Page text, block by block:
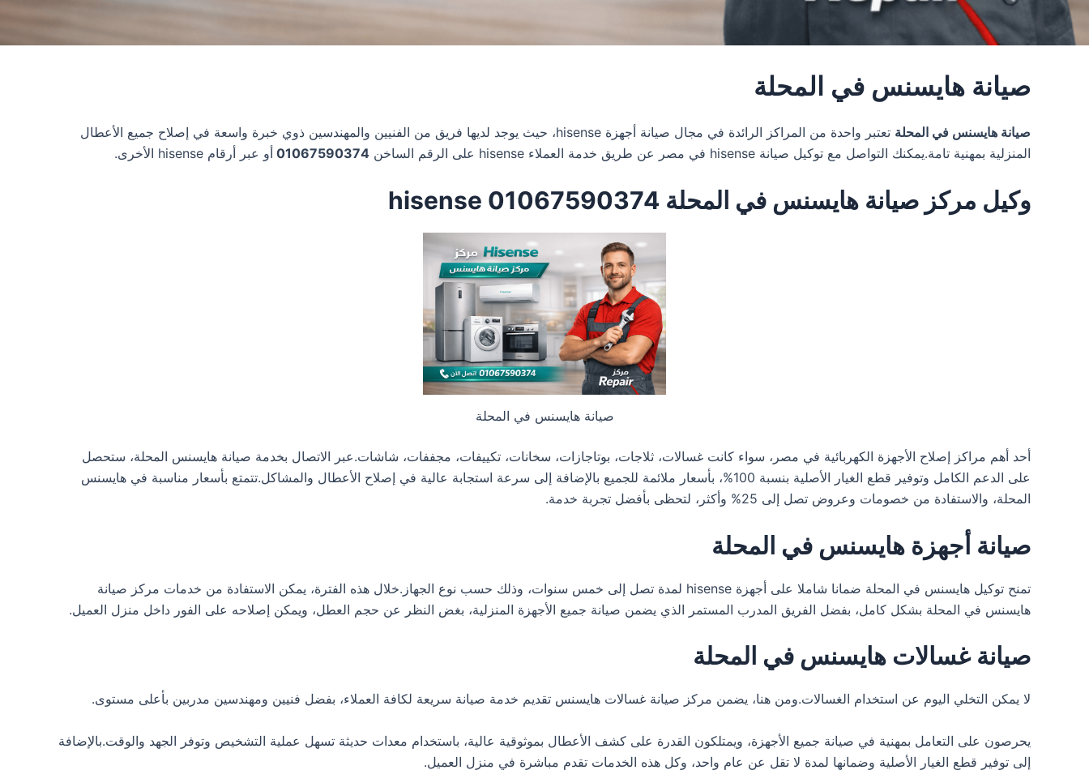
صيانة هايسنس في المحلة
صيانة هايسنس في المحلة
تعتبر واحدة من المراكز الرائدة في مجال صيانة أجهزة hisense، حيث يوجد لديها فريق من الفنيين والمهندسين ذوي خبرة واسعة في إصلاح جميع الأعطال
المنزلية بمهنية تامة.يمكنك التواصل مع توكيل صيانة hisense في مصر عن طريق خدمة العملاء hisense على الرقم الساخن
01067590374 أو عبر أرقام hisense الأخرى.
وكيل مركز صيانة هايسنس في المحلة 01067590374 hisense
صيانة هايسنس في المحلة
أحد أهم مراكز إصلاح الأجهزة الكهربائية في مصر، سواء كانت غسالات، ثلاجات، بوتاجازات، سخانات، تكييفات، مجففات، شاشات.عبر الاتصال بخدمة صيانة هايسنس المحلة، ستحصل
على الدعم الكامل وتوفير قطع الغيار الأصلية بنسبة 100%، بأسعار ملائمة للجميع بالإضافة إلى سرعة استجابة عالية في إصلاح الأعطال والمشاكل.تتمتع بأسعار مناسبة في هايسنس
المحلة، والاستفادة من خصومات وعروض تصل إلى 25% وأكثر، لتحظى بأفضل تجربة خدمة.
صيانة أجهزة هايسنس في المحلة
تمنح توكيل هايسنس في المحلة ضمانا شاملا على أجهزة hisense لمدة تصل إلى خمس سنوات، وذلك حسب نوع الجهاز.خلال هذه الفترة، يمكن الاستفادة من خدمات مركز صيانة
هايسنس في المحلة بشكل كامل، بفضل الفريق المدرب المستمر الذي يضمن صيانة جميع الأجهزة المنزلية، بغض النظر عن حجم العطل، ويمكن إصلاحه على الفور داخل منزل العميل.
صيانة غسالات هايسنس في المحلة
لا يمكن التخلي اليوم عن استخدام الغسالات.ومن هنا، يضمن مركز صيانة غسالات هايسنس تقديم خدمة صيانة سريعة لكافة العملاء، بفضل فنيين ومهندسين مدربين بأعلى مستوى.
يحرصون على التعامل بمهنية في صيانة جميع الأجهزة، ويمتلكون القدرة على كشف الأعطال بموثوقية عالية، باستخدام معدات حديثة تسهل عملية التشخيص وتوفر الجهد والوقت.بالإضافة
إلى توفير قطع الغيار الأصلية وضمانها لمدة لا تقل عن عام واحد، وكل هذه الخدمات تقدم مباشرة في منزل العميل.